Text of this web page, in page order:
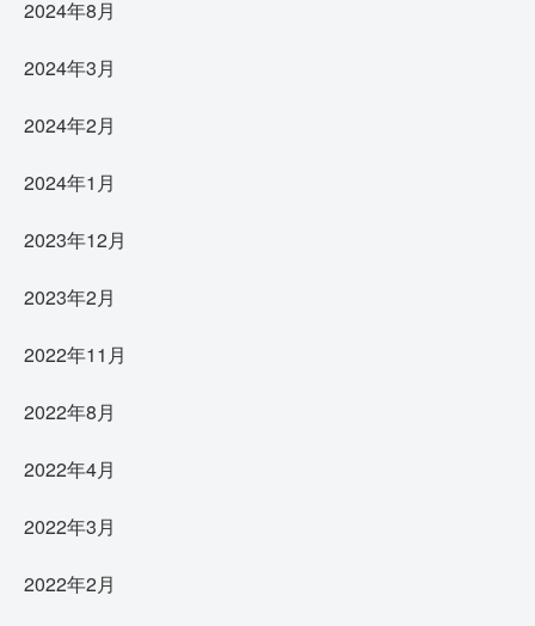
2024年8月
2024年3月
2024年2月
2024年1月
2023年12月
2023年2月
2022年11月
2022年8月
2022年4月
2022年3月
2022年2月